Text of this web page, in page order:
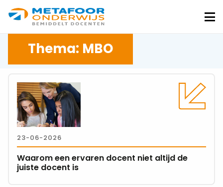
Metafoor
Onderwijs
Thema: MBO
23-06-2026
Waarom een ervaren docent niet altijd de
juiste docent is
Lees
meer
over
Waarom
een
ervaren
docent
niet
altijd